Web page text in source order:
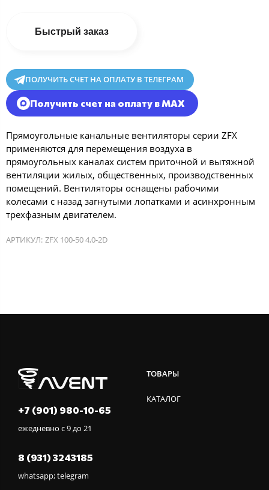
Быстрый заказ
ПОЛУЧИТЬ СЧЕТ НА ОПЛАТУ В ТЕЛЕГРАМ
Получить счет на оплату в MAX
Прямоугольные канальные вентиляторы серии ZFX
применяются для перемещения воздуха в
прямоугольных каналах систем приточной и вытяжной
вентиляции жилых, общественных, производственных
помещений. Вентиляторы оснащены рабочими
колесами с назад загнутыми лопатками и асинхронным
трехфазным двигателем.
АРТИКУЛ: ZFX 100-50 4,0-2D
+7 (901) 980-10-65
ежедневно с 9 до 21
8 (931) 3243185
whatsapp; telegram
ТОВАРЫ
КАТАЛОГ